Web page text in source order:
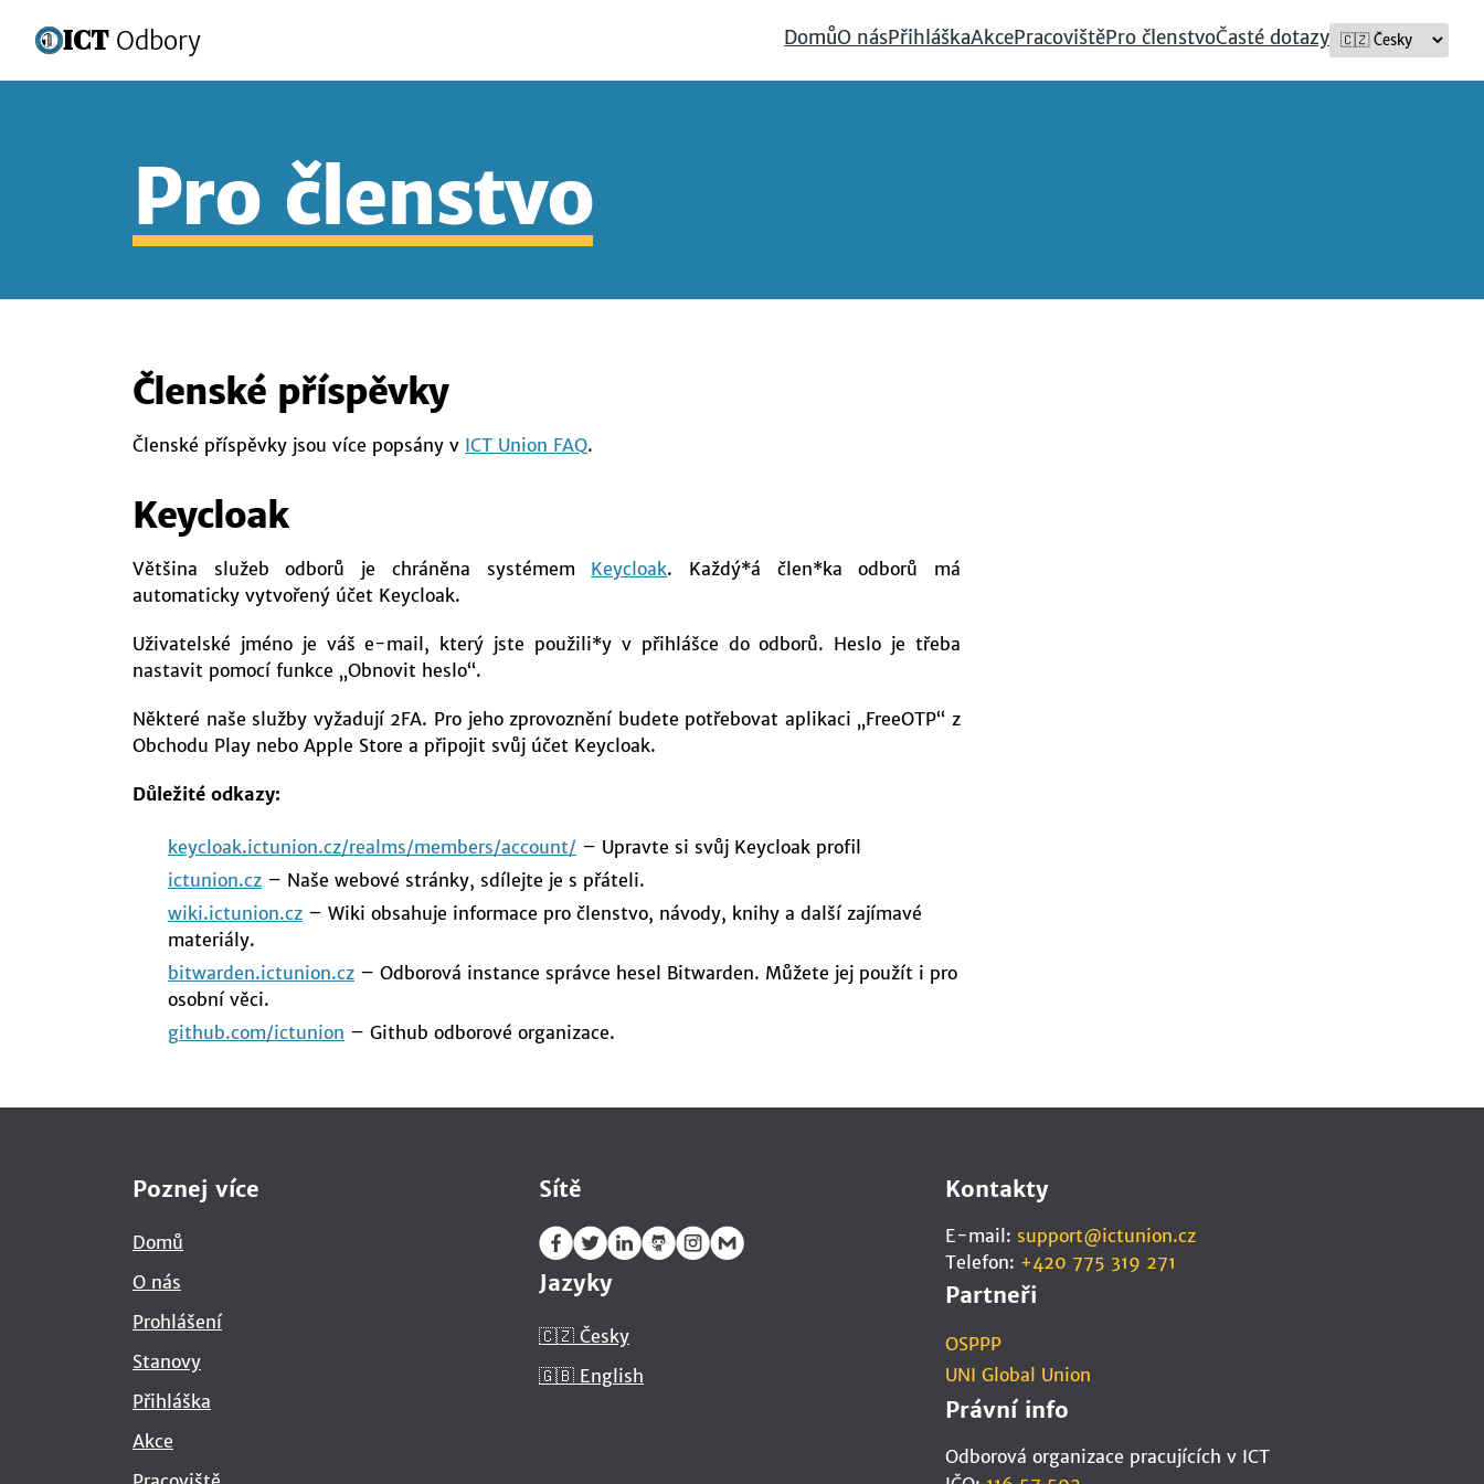
ICTOdbory DomůO násPřihláškaAkcePracovištěPro členstvoČasté dotazy
Pro členstvo
Členské příspěvky
Členské příspěvky jsou více popsány v ICT Union FAQ.
Keycloak
Většina služeb odborů je chráněna systémem Keycloak. Každý*á člen*ka odborů má
automaticky vytvořený účet Keycloak.
Uživatelské jméno je váš e-mail, který jste použili*y v přihlášce do odborů. Heslo je třeba
nastavit pomocí funkce „Obnovit heslo“.
Některé naše služby vyžadují 2FA. Pro jeho zprovoznění budete potřebovat aplikaci „FreeOTP“ z
Obchodu Play nebo Apple Store a připojit svůj účet Keycloak.
Důležité odkazy:
keycloak.ictunion.cz/realms/members/account/ – Upravte si svůj Keycloak profil
ictunion.cz – Naše webové stránky, sdílejte je s přáteli.
wiki.ictunion.cz – Wiki obsahuje informace pro členstvo, návody, knihy a další zajímavé
materiály.
bitwarden.ictunion.cz – Odborová instance správce hesel Bitwarden. Můžete jej použít i pro
osobní věci.
github.com/ictunion – Github odborové organizace.
Poznej více
Domů
O nás
Prohlášení
Stanovy
Přihláška
Akce
Sítě
Jazyky
🇨🇿 Česky
🇬🇧 English
Kontakty
E-mail: support@ictunion.cz
Telefon: +420 775 319 271
Partneři
OSPPP
UNI Global Union
Právní info
Odborová organizace pracujících v ICT